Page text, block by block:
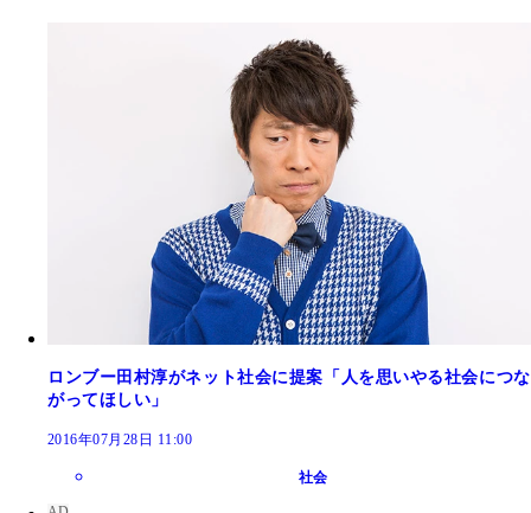
ロンブー田村淳がネット社会に提案「人を思いやる社会につな
がってほしい」
2016年07月28日 11:00
社会